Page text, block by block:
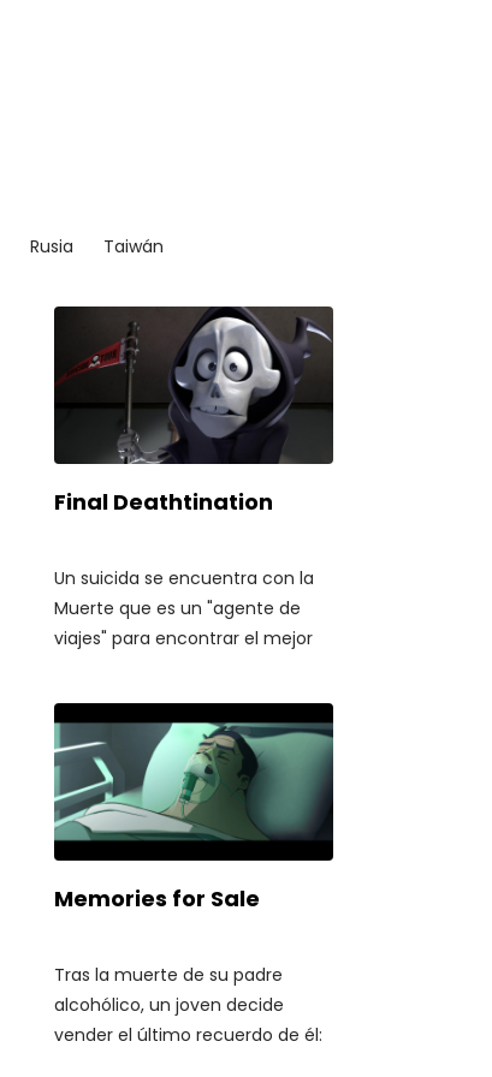
Rusia Taiwán
Final Deathtination
Un suicida se encuentra con la
Muerte que es un "agente de
viajes" para encontrar el mejor
por el mundo.
Memories for Sale
Tras la muerte de su padre
alcohólico, un joven decide
vender el último recuerdo de él: